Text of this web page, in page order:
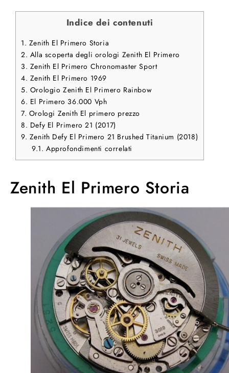
Indice dei contenuti
1. Zenith El Primero Storia
2. Alla scoperta degli orologi Zenith El Primero
3. Zenith El Primero Chronomaster Sport
4. Zenith El Primero 1969
5. Orologio Zenith El Primero Rainbow
6. El Primero 36.000 Vph
7. Orologi Zenith El primero prezzo
8. Defy El Primero 21 (2017)
9. Zenith Defy El Primero 21 Brushed Titanium (2018)
9.1. Approfondimenti correlati
Zenith El Primero Storia